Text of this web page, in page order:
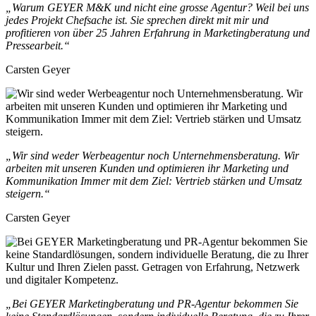
„Warum GEYER M&K und nicht eine grosse Agentur? Weil bei uns
jedes Projekt Chefsache ist. Sie sprechen direkt mit mir und
profitieren von über 25 Jahren Erfahrung in Marketingberatung und
Pressearbeit.“
Carsten Geyer
„Wir sind weder Werbeagentur noch Unternehmensberatung. Wir
arbeiten mit unseren Kunden und optimieren ihr Marketing und
Kommunikation Immer mit dem Ziel: Vertrieb stärken und Umsatz
steigern.“
Carsten Geyer
„Bei GEYER Marketingberatung und PR-Agentur bekommen Sie